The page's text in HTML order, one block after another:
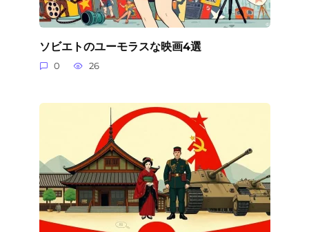
ソビエトのユーモラスな映画4選
0 26